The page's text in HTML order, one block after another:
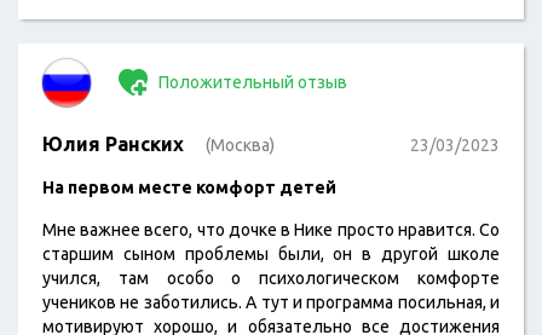
Положительный отзыв
Юлия Ранских (Москва) 23/03/2023
На первом месте комфорт детей
Мне важнее всего, что дочке в Нике просто нравится. Со
старшим сыном проблемы были, он в другой школе
учился, там особо о психологическом комфорте
учеников не заботились. А тут и программа посильная, и
мотивируют хорошо, и обязательно все достижения